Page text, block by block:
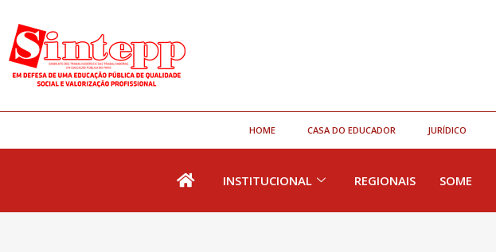
HOME CASA DO EDUCADOR JURÍDICO
INSTITUCIONAL REGIONAIS SOME